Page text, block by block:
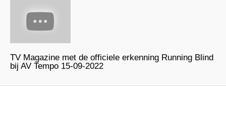
TV Magazine met de officiele erkenning Running Blind
bij AV Tempo 15-09-2022